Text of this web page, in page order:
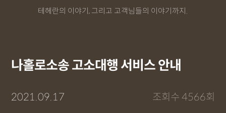
테헤란의 이야기, 그리고 고객님들의 이야기까지.
나홀로소송 고소대행 서비스 안내
2021.09.17 조회수 4566회